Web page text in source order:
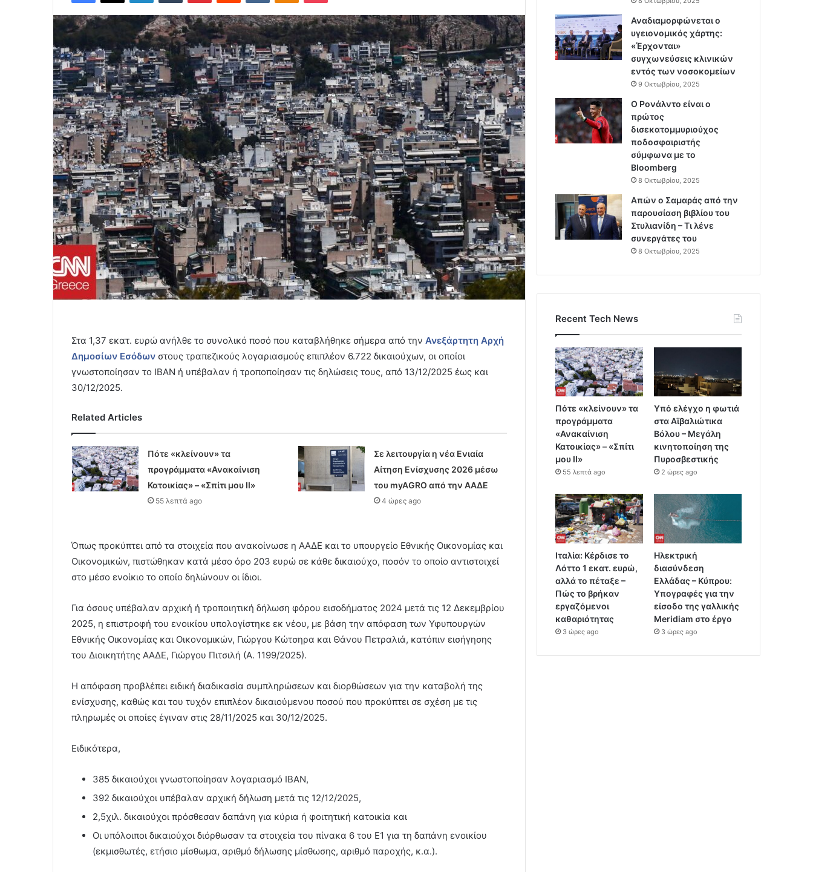
Στα 1,37 εκατ. ευρώ ανήλθε το συνολικό ποσό που καταβλήθηκε σήμερα από την Ανεξάρτητη Αρχή
Δημοσίων Εσόδων στους τραπεζικούς λογαριασμούς επιπλέον 6.722 δικαιούχων, οι οποίοι
γνωστοποίησαν το ΙΒΑΝ ή υπέβαλαν ή τροποποίησαν τις δηλώσεις τους, από 13/12/2025 έως και
30/12/2025.
Related Articles
Πότε «κλείνουν» τα
προγράμματα «Ανακαίνιση
Κατοικίας» – «Σπίτι μου ΙΙ»
55 λεπτά ago
Σε λειτουργία η νέα Ενιαία
Αίτηση Ενίσχυσης 2026 μέσω
του myAGRO από την ΑΑΔΕ
4 ώρες ago
Όπως προκύπτει από τα στοιχεία που ανακοίνωσε η ΑΑΔΕ και το υπουργείο Εθνικής Οικονομίας και
Οικονομικών, πιστώθηκαν κατά μέσο όρο 203 ευρώ σε κάθε δικαιούχο, ποσόν το οποίο αντιστοιχεί
στο μέσο ενοίκιο το οποίο δηλώνουν οι ίδιοι.
Για όσους υπέβαλαν αρχική ή τροποιητική δήλωση φόρου εισοδήματος 2024 μετά τις 12 Δεκεμβρίου
2025, η επιστροφή του ενοικίου υπολογίστηκε εκ νέου, με βάση την απόφαση των Υφυπουργών
Εθνικής Οικονομίας και Οικονομικών, Γιώργου Κώτσηρα και Θάνου Πετραλιά, κατόπιν εισήγησης
του Διοικητήτης ΑΑΔΕ, Γιώργου Πιτσιλή (Α. 1199/2025).
Η απόφαση προβλέπει ειδική διαδικασία συμπληρώσεων και διορθώσεων για την καταβολή της
ενίσχυσης, καθώς και του τυχόν επιπλέον δικαιούμενου ποσού που προκύπτει σε σχέση με τις
πληρωμές οι οποίες έγιναν στις 28/11/2025 και 30/12/2025.
Ειδικότερα,
385 δικαιούχοι γνωστοποίησαν λογαριασμό ΙΒΑΝ,
392 δικαιούχοι υπέβαλαν αρχική δήλωση μετά τις 12/12/2025,
2,5χιλ. δικαιούχοι πρόσθεσαν δαπάνη για κύρια ή φοιτητική κατοικία και
Οι υπόλοιποι δικαιούχοι διόρθωσαν τα στοιχεία του πίνακα 6 του Ε1 για τη δαπάνη ενοικίου
(εκμισθωτές, ετήσιο μίσθωμα, αριθμό δήλωσης μίσθωσης, αριθμό παροχής, κ.α.).
Αναδιαμορφώνεται ο
υγειονομικός χάρτης:
«Έρχονται»
συγχωνεύσεις κλινικών
εντός των νοσοκομείων
9 Οκτωβρίου, 2025
Ο Ρονάλντο είναι ο
πρώτος
δισεκατομμυριούχος
ποδοσφαιριστής
σύμφωνα με το
Bloomberg
8 Οκτωβρίου, 2025
Απών ο Σαμαράς από την
παρουσίαση βιβλίου του
Στυλιανίδη – Τι λένε
συνεργάτες του
8 Οκτωβρίου, 2025
Recent Tech News
Πότε «κλείνουν» τα
προγράμματα
«Ανακαίνιση
Κατοικίας» – «Σπίτι
μου ΙΙ»
55 λεπτά ago
Υπό ελέγχο η φωτιά
στα Αϊβαλιώτικα
Βόλου – Μεγάλη
κινητοποίηση της
Πυροσβεστικής
2 ώρες ago
Ιταλία: Κέρδισε το
Λόττο 1 εκατ. ευρώ,
αλλά το πέταξε –
Πώς το βρήκαν
εργαζόμενοι
καθαριότητας
3 ώρες ago
Ηλεκτρική
διασύνδεση
Ελλάδας – Κύπρου:
Υπογραφές για την
είσοδο της γαλλικής
Meridiam στο έργο
3 ώρες ago